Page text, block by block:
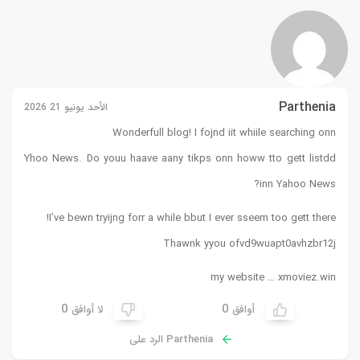
Parthenia الأحد يونيو 21 2026
Wonderfull blog! I fojnd iit whiile searching onn
Yhoo News. Do youu haave aany tikps onn howw tto gett listdd
inn Yahoo News?
I’ve bewn tryijng forr a while bbut I ever sseem too gett there!
Thawnk yyou ofvd9wuapt0avhzbr12j
my website … xmoviez.win
أوافق 0 لا أوافق 0
Parthenia الرد على